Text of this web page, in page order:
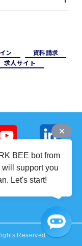
ン
資料請求
求⼈サイト
Reserved
BEE bot from
support you
Let's start!